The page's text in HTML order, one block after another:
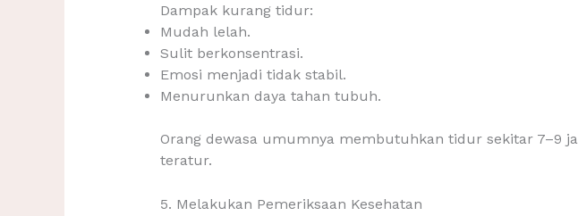
Dampak kurang tidur:
Mudah lelah.
Sulit berkonsentrasi.
Emosi menjadi tidak stabil.
Menurunkan daya tahan tubuh.
Orang dewasa umumnya membutuhkan tidur sekitar 7–9
teratur.
5. Melakukan Pemeriksaan Kesehatan